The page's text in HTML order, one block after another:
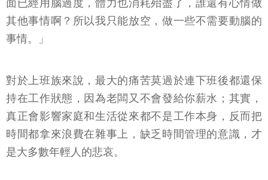
面已經用腦過度，體力也消耗殆盡了，誰還有心情做
其他事情啊？所以我只能放空，做一些不需要動腦的
事情。」
對於上班族來說，最大的痛苦莫過於連下班後都還保
持在工作狀態，因為老闆又不會發給你薪水；其實，
真正會影響家庭和生活從來都不是工作本身，反而把
時間都拿來浪費在雜事上，缺乏時間管理的意識，才
是大多數年輕人的悲哀。